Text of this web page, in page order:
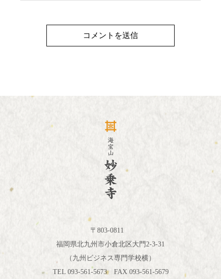
〒803-0811
福岡県北九州市小倉北区大門2-3-31
（九州ビジネス専門学校横）
TEL 093-561-5673 FAX 093-561-5679